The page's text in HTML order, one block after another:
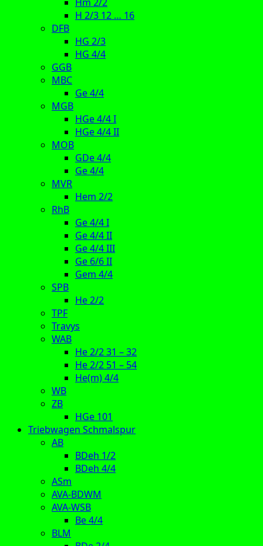
H 2/3 12 … 16
DFB
HG 2/3
HG 4/4
GGB
MBC
Ge 4/4
MGB
HGe 4/4 I
HGe 4/4 II
MOB
GDe 4/4
Ge 4/4
MVR
Hem 2/2
RhB
Ge 4/4 I
Ge 4/4 II
Ge 4/4 III
Ge 6/6 II
Gem 4/4
SPB
He 2/2
TPF
Travys
WAB
He 2/2 31 – 32
He 2/2 51 – 54
He(m) 4/4
WB
ZB
HGe 101
Triebwagen Schmalspur
AB
BDeh 1/2
BDeh 4/4
ASm
AVA-BDWM
AVA-WSB
Be 4/4
BLM